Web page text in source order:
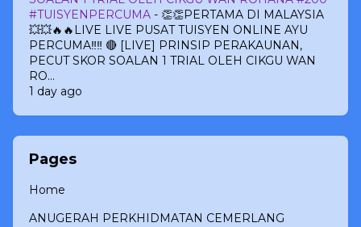
#TUISYENPERCUMA - 👏👏PERTAMA DI MALAYSIA
💥💥🔥🔥LIVE LIVE PUSAT TUISYEN ONLINE AYU
PERCUMA‼️‼️ 🔴 [LIVE] PRINSIP PERAKAUNAN,
PECUT SKOR SOALAN 1 TRIAL OLEH CIKGU WAN
RO...
1 day ago
Pages
Home
ANUGERAH PERKHIDMATAN CEMERLANG